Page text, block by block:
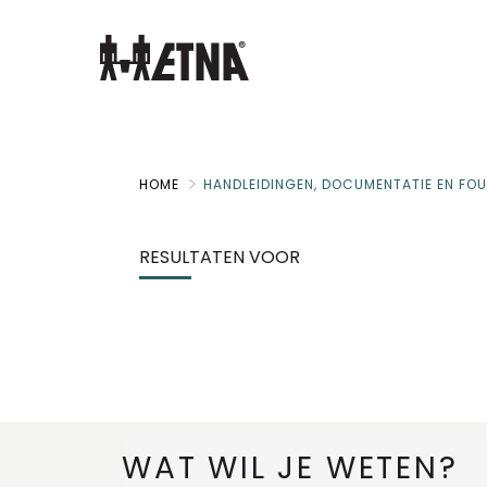
HOME HANDLEIDINGEN, DOCUMENTATIE EN
RESULTATEN VOOR
WAT WIL JE WETEN?